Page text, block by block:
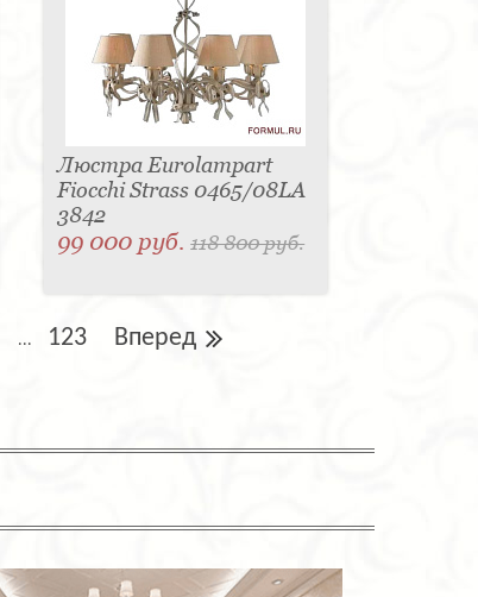
Люстра Eurolampart
Fiocchi Strass 0465/08LA
3842
99 000 руб.118 800 руб.
... 123 Вперед